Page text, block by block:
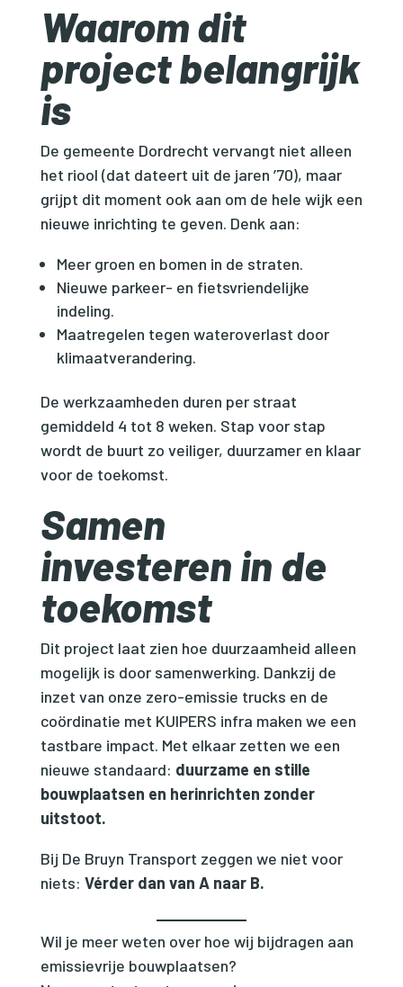
Waarom dit
project belangrijk
is
De gemeente Dordrecht vervangt niet alleen
het riool (dat dateert uit de jaren ’70), maar
grijpt dit moment ook aan om de hele wijk een
nieuwe inrichting te geven. Denk aan:
Meer groen en bomen in de straten.
Nieuwe parkeer- en fietsvriendelijke
indeling.
Maatregelen tegen wateroverlast door
klimaatverandering.
De werkzaamheden duren per straat
gemiddeld 4 tot 8 weken. Stap voor stap
wordt de buurt zo veiliger, duurzamer en klaar
voor de toekomst.
Samen
investeren in de
toekomst
Dit project laat zien hoe duurzaamheid alleen
mogelijk is door samenwerking. Dankzij de
inzet van onze zero-emissie trucks en de
coördinatie met KUIPERS infra maken we een
tastbare impact. Met elkaar zetten we een
nieuwe standaard: duurzame en stille
bouwplaatsen en herinrichten zonder
uitstoot.
Bij De Bruyn Transport zeggen we niet voor
niets: Vérder dan van A naar B.
Wil je meer weten over hoe wij bijdragen aan
emissievrije bouwplaatsen?